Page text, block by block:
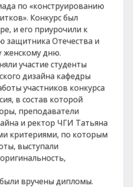
по «конструированию
Конкурс был
и его приурочили к
защитника Отечества и
дню.
участие студенты
дизайна кафедры
участников конкурса
в состав которой
преподаватели
и ректор ЧГИ Татьяна
критериями, по которым
выступали
вручены дипломы.